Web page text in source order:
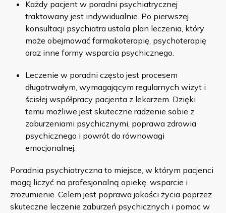
Każdy pacjent w poradni psychiatrycznej
traktowany jest indywidualnie. Po pierwszej
konsultacji psychiatra ustala plan leczenia, który
może obejmować farmakoterapię, psychoterapię
oraz inne formy wsparcia psychicznego.
Leczenie w poradni często jest procesem
długotrwałym, wymagającym regularnych wizyt i
ścisłej współpracy pacjenta z lekarzem. Dzięki
temu możliwe jest skuteczne radzenie sobie z
zaburzeniami psychicznymi, poprawa zdrowia
psychicznego i powrót do równowagi
emocjonalnej.
Poradnia psychiatryczna to miejsce, w którym pacjenci
mogą liczyć na profesjonalną opiekę, wsparcie i
zrozumienie. Celem jest poprawa jakości życia poprzez
skuteczne leczenie zaburzeń psychicznych i pomoc w